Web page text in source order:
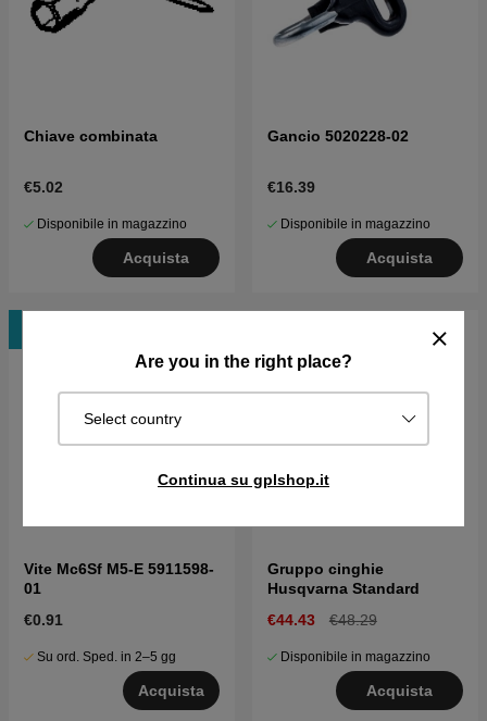
Are you in the right place?
Select country
Continua su gplshop.it
Chiave combinata
€5.02
Disponibile in magazzino
Acquista
Gancio 5020228-02
€16.39
Disponibile in magazzino
Acquista
Vite Mc6Sf M5-E 5911598-
01
€0.91
Su ord. Sped. in 2–5 gg
Acquista
Gruppo cinghie
Husqvarna Standard
€44.43
€48.29
Disponibile in magazzino
Acquista